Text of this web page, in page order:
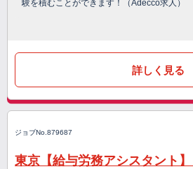
験を積むことができます！（Adecco求人）
詳しく見る
ジョブNo.879687
東京【給与労務アシスタント